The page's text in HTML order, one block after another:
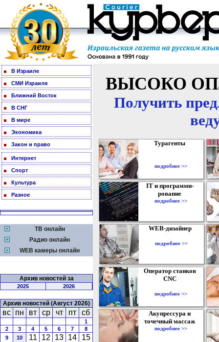
В Израиле
СМИ Израиля
Ближний Восток
В СНГ
В мире
Экономика
Закон и право
Интернет
Спорт
Культура
Разное
ТВ онлайн
Радио онлайн
WEB камеры онлайн
Архив новостей за
2025 2026
Архив новостей (Август 2026)
вс пн вт ср чт пт сб
1
2
3 4 5 6 7
8
9
10 11 12 13 14
15
ВЫСОКО
Получить
Турагенты
подробнее >>
IT и программи-
рование
подробнее >>
WEB-дизайнер
подробнее >>
Оператор станков
CNC
подробнее >>
Акупрессура и
точечный массаж
подробнее >>